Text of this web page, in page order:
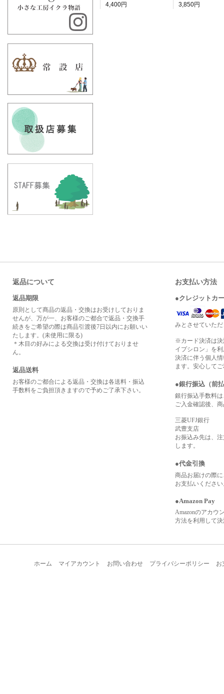
4,400円 3,850円
返品について
返品期限
原則として商品の返品・交換はお受けしておりま
せんが、万が一、お客様のご都合で返品・交換手
続きをご希望の際は商品引渡後7日以内にお願いい
たします。(未使用に限る)
＊木目の好みによる交換は受け付けておりませ
ん。
返品送料
お客様のご都合による返品・交換は各送料・振込
手数料をご負担頂きますので予めご了承下さい。
お支払い方法
●クレジットカ
みとさせていた
※カード決済は決
イプシロン」を
決済に伴う個人
ます。安心して
●銀行振込（前
銀行振込手数料
ご入金確認後、
三菱UFJ銀行
武豊支店
お振込み先は、
します。
●代金引換
商品お届けの際
お支払いくださ
●Amazon Pay
Amazonのアカウ
方法を利用して
ホーム マイアカウント お問い合わせ プライバシーポリシー お